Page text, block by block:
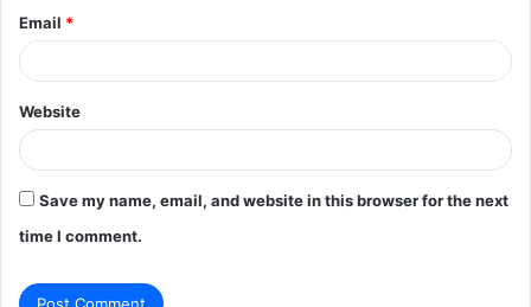
Email *
Website
Save my name, email, and website in this browser for the next
time I comment.